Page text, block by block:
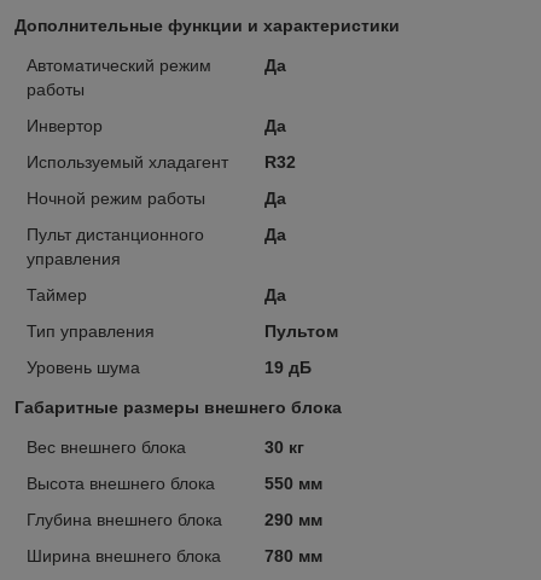
Дополнительные функции и характеристики
Автоматический режим
работы
Да
Инвертор
Да
Используемый хладагент
R32
Ночной режим работы
Да
Пульт дистанционного
управления
Да
Таймер
Да
Тип управления
Пультом
Уровень шума
19 дБ
Габаритные размеры внешнего блока
Вес внешнего блока
30 кг
Высота внешнего блока
550 мм
Глубина внешнего блока
290 мм
Ширина внешнего блока
780 мм